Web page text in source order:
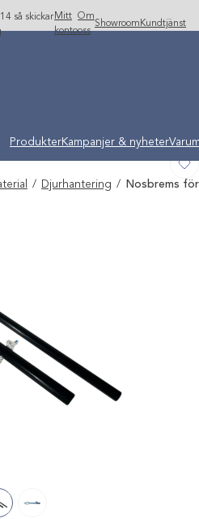
så skickar Mitt
konto
Om
oss
Showroom Kundtjänst
Undermeny stängd: Varumärken
ProdukterKampanjer & nyheter
/ Djurhantering / Nosbrems för